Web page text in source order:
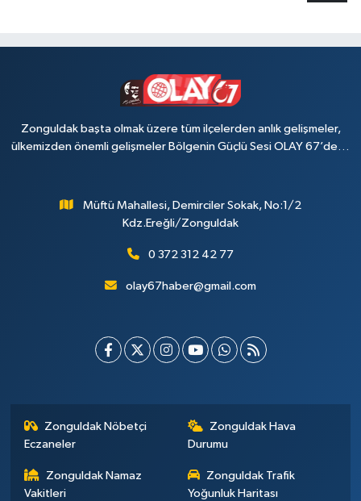
Zonguldak başta olmak üzere tüm ilçelerden anlık gelişmeler,
ülkemizden önemli gelişmeler Bölgenin Güçlü Sesi OLAY 67’de…
Müftü Mahallesi, Demirciler Sokak, No:1/2
Kdz.Ereğli/Zonguldak
0 372 312 42 77
olay67haber@gmail.com
Zonguldak Nöbetçi
Eczaneler
Zonguldak Hava
Durumu
Zonguldak Namaz
Vakitleri
Zonguldak Trafik
Yoğunluk Haritası